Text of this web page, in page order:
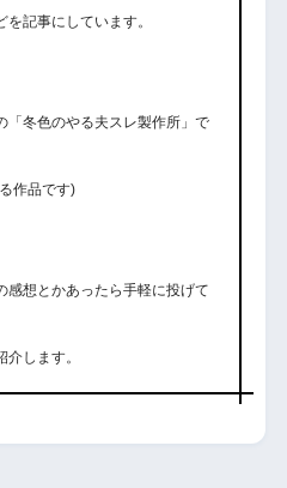
記事にしています。
「冬色のやる夫スレ製作所」で
作品です)
感想とかあったら手軽に投げて
します。